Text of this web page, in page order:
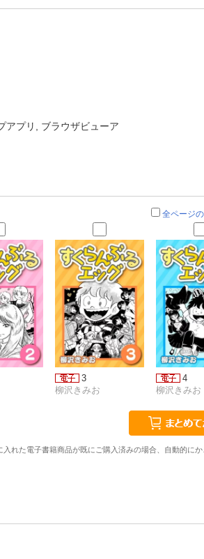
アプリ, ブラウザビューア
全ページ
3
柳沢きみお
4
柳沢きみお
れた電子書籍商品が既にご購入済みの場合、自動的にか